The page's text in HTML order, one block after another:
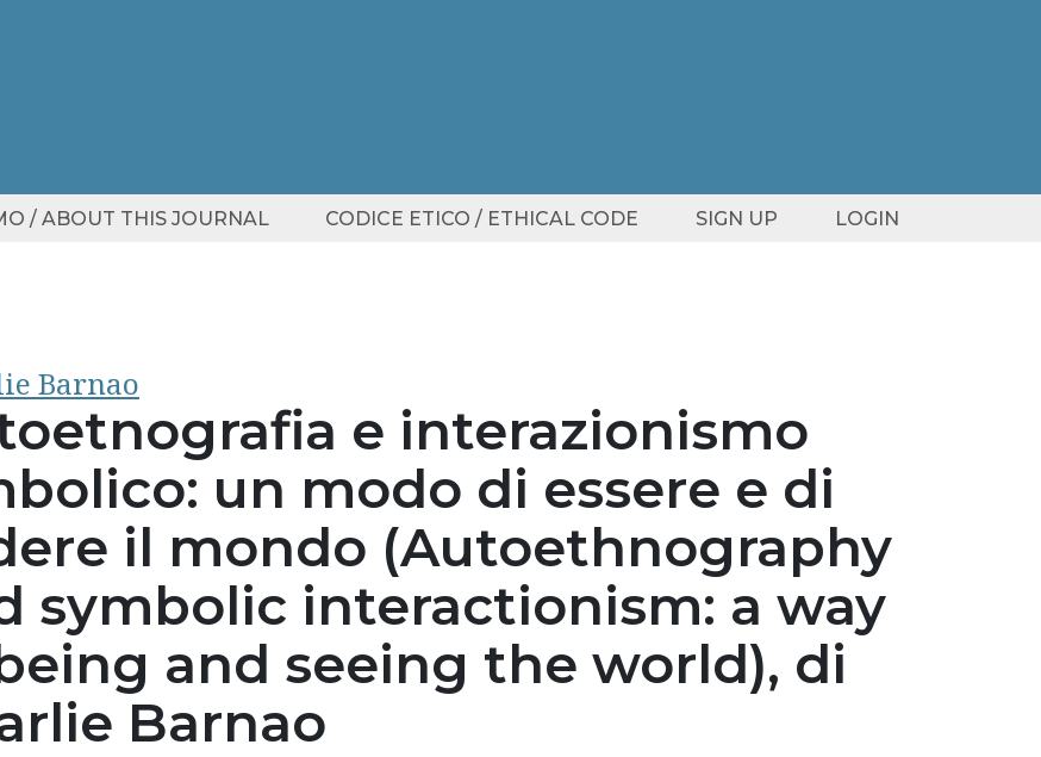
/ ABOUT THIS JOURNAL CODICE ETICO / ETHICAL CODE SIGN UP LOGIN
Barnao
e interazionismo
un modo di essere e di
il mondo (Autoethnography
symbolic interactionism: a way
and seeing the world), di
Barnao